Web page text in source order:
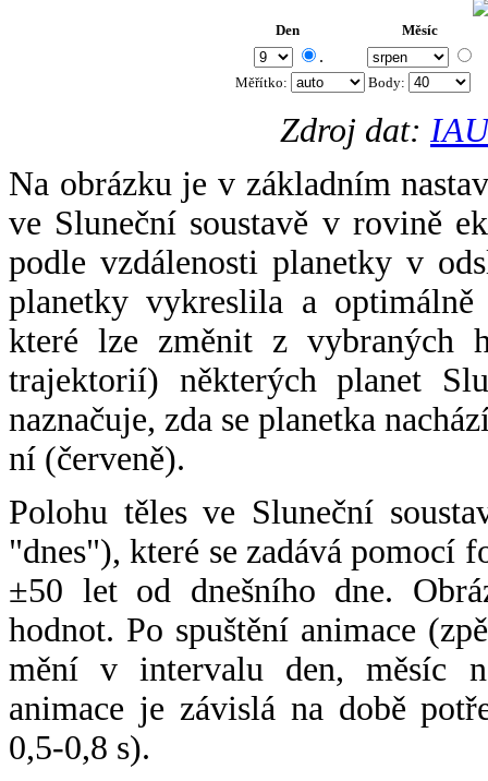
Den Měsíc
.
Měřítko: Body:
Zdroj dat:
Na obrázku je v základním
ve Sluneční soustavě v rovině
podle vzdálenosti planetky v
planetky vykreslila a
které lze změnit z vybraných
trajektorií) některých planet
naznačuje, zda se planetka
ní (červeně).
Polohu těles ve Sluneční
"dnes"), které se zadává pomocí
±50 let od dnešního dne.
hodnot. Po spuštění animace
mění v intervalu den, měsíc
animace je závislá na době
0,5-0,8 s).